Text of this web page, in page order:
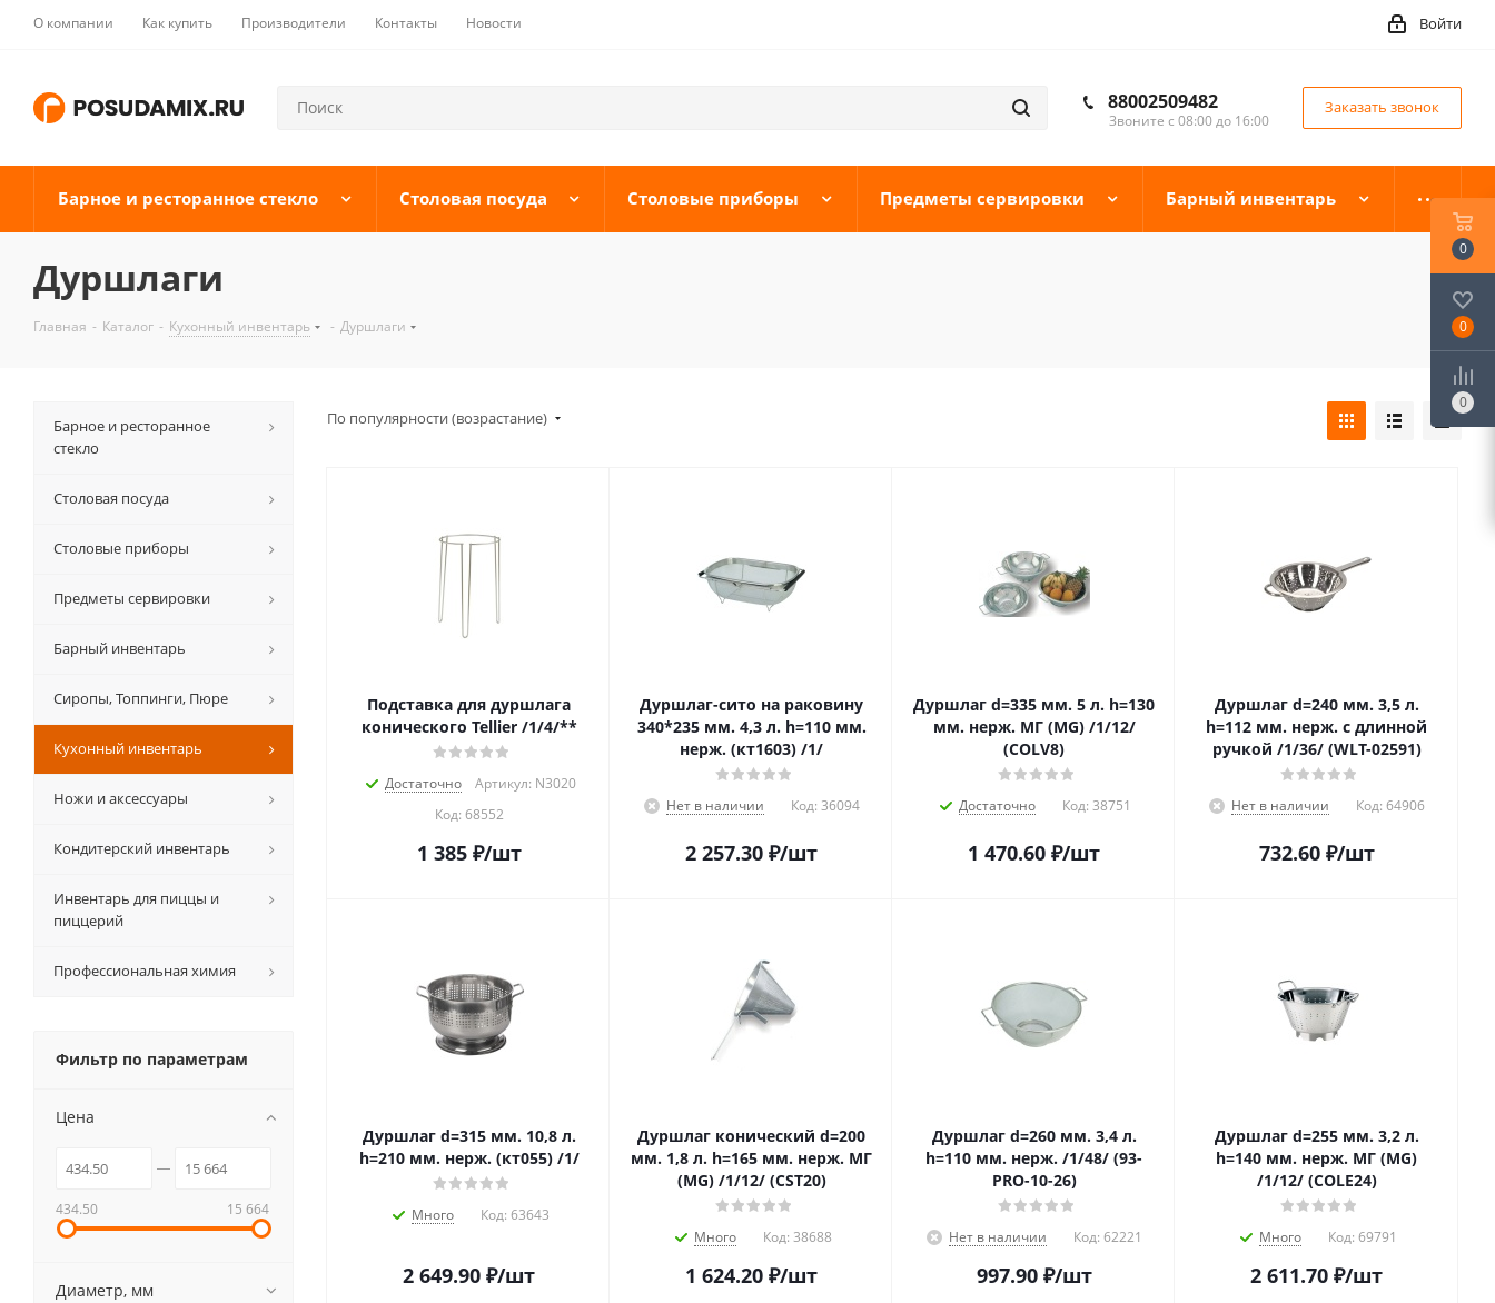
О компании Как купить Производители Контакты Новости Войти
88002509482
Звоните с 08:00 до 16:00
Заказать звонок
Барное и ресторанное стекло Столовая посуда Столовые приборы Предметы сервировки Барный инвентарь
Дуршлаги
Главная - Каталог - Кухонный инвентарь - Дуршлаги
По популярности (возрастание)
Подставка для дуршлага
конического Tellier /1/4/**
Достаточно
Артикул: N3020
Код: 68552
1 385₽/шт
Дуршлаг-сито на раковину
340*235 мм. 4,3 л. h=110 мм.
нерж. (кт1603) /1/
Нет в наличии Код: 36094
2 257.30 ₽/шт
Дуршлаг d=335 мм. 5 л. h=130
мм. нерж. МГ (MG) /1/12/
(COLV8)
Достаточно Код: 38751
1 470.60 ₽/шт
Дуршлаг d=240 мм. 3,5 л.
h=112 мм. нерж. с длинной
ручкой /1/36/ (WLT-02591)
Нет в наличии Код: 64906
732.60₽/шт
Дуршлаг d=315 мм. 10,8 л.
h=210 мм. нерж. (кт055) /1/
Много Код: 63643
2 649.90 ₽/шт
Дуршлаг конический d=200
мм. 1,8 л. h=165 мм. нерж. МГ
(MG) /1/12/ (CST20)
Много Код: 38688
1 624.20 ₽/шт
Дуршлаг d=260 мм. 3,4 л.
h=110 мм. нерж. /1/48/ (93-
PRO-10-26)
Нет в наличии Код: 62221
997.90₽/шт
Дуршлаг d=255 мм. 3,2 л.
h=140 мм. нерж. МГ (MG)
/1/12/ (COLE24)
Много Код: 69791
2 611.70 ₽/шт
Барное и ресторанное
стекло
Столовая посуда
Столовые приборы
Предметы сервировки
Барный инвентарь
Сиропы, Топпинги, Пюре
Кухонный инвентарь
Ножи и аксессуары
Кондитерский инвентарь
Инвентарь для пиццы и
пиццерий
Профессиональная химия
Фильтр по параметрам
Цена
434.50 15 664
Диаметр, мм
0
0
0